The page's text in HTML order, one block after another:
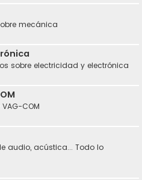
mecánica
sobre electricidad y electrónica
COM
audio, acústica... Todo lo